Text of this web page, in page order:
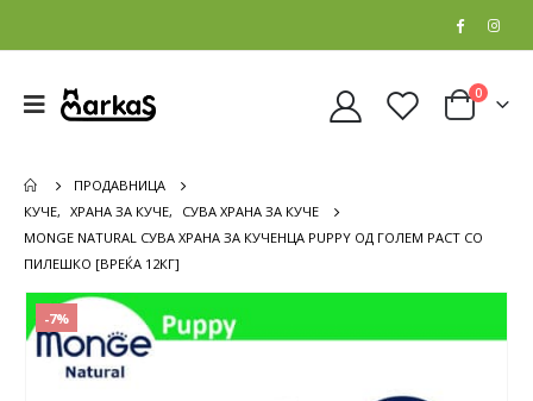
0
ПРОДАВНИЦА
КУЧЕ, ХРАНА ЗА КУЧЕ,
СУВА ХРАНА ЗА КУЧЕ
MONGE NATURAL СУВА ХРАНА ЗА КУЧЕНЦА PUPPY ОД ГОЛЕМ РАСТ СО
ПИЛЕШКО [ВРЕЌА 12КГ]
-7%